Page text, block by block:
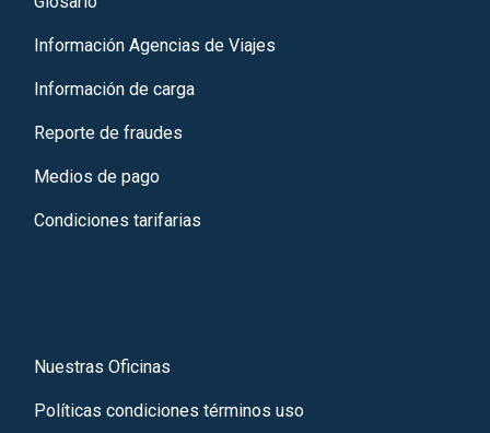
Información Agencias de Viajes
Información de carga
Reporte de fraudes
Medios de pago
Condiciones tarifarias
Nuestras Oficinas
Políticas condiciones términos uso